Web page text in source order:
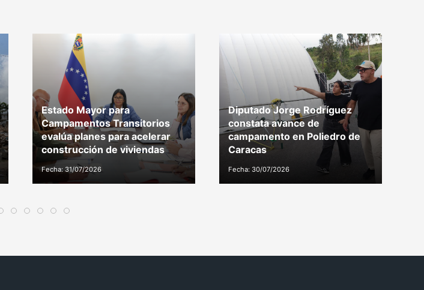
Estado Mayor para
Campamentos Transitorios
evalúa planes para acelerar
construcción de viviendas
Fecha: 31/07/2026
Diputado Jorge Rodríguez
constata avance de
campamento en Poliedro de
Caracas
Fecha: 30/07/2026